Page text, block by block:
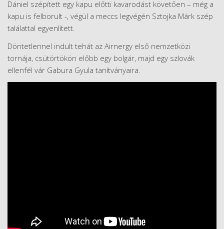
Dániel szépített egy kapu előtti kavarodást követően – még a
kapu is felborult -, végül a meccs legvégén Sztojka Márk szép
találattal egyenlített.
Döntetlennel indult tehát az Airnergy első nemzetközi
tornája, csütörtökön előbb egy bolgár, majd egy szlovák
ellenfél vár Gabura Gyula tanítványaira.